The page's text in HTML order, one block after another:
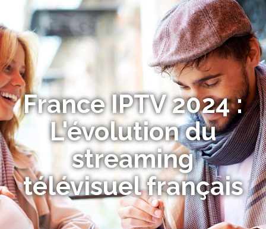
France IPTV 2024 :
L'évolution du
streaming
télévisuel français